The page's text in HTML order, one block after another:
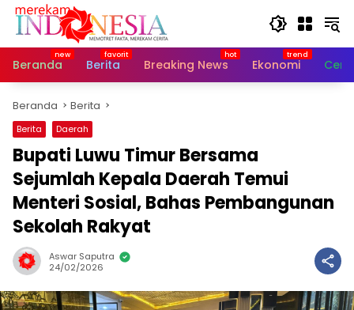
Langsung
Beranda
Berita Breaking News Ekonomi
Beranda Berita
Berita Daerah
Bupati Luwu Timur Bersama
Sejumlah Kepala Daerah Temui
Menteri Sosial, Bahas Pembangunan
Sekolah Rakyat
Aswar Saputra
24/02/2026